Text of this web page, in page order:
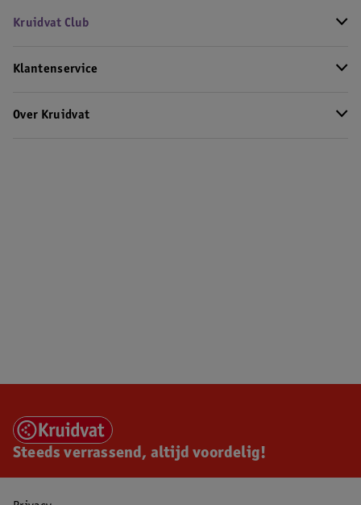
Kruidvat Club
Klantenservice
Over Kruidvat
Steeds verrassend, altijd voordelig!